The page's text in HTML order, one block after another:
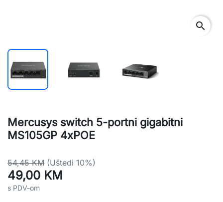
search
Mercusys switch 5-portni gigabitni
MS105GP 4xPOE
54,45 KM (Uštedi 10%)
49,00 KM
s PDV-om